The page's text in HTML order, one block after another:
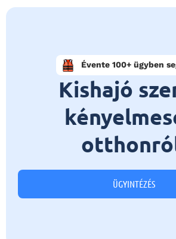
Évente 100+ ügyben
Kishajó
ÜGYINTÉZÉS